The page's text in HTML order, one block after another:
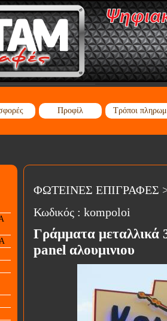
Προφίλ Τρόποι
ΦΩΤΕΙΝΕΣ ΕΠΙΓΡΑΦΕΣ
Κωδικός : kompoloi
Γράμματα μεταλλικά
panel αλουμινιου